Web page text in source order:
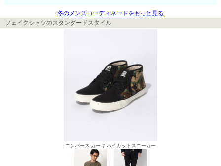
冬のメンズコーディネートをもっと見る
フェイクシャツのスタンダードスタイル
コンバース カーキ ハイカットスニーカー